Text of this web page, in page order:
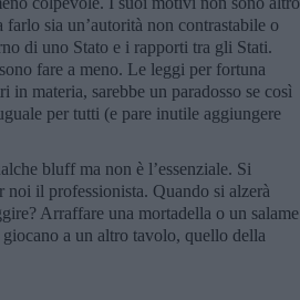
sia un’autorità non contrastabile o
di uno Stato e i rapporti tra gli Stati.
fare a meno. Le leggi per fortuna
in materia, sarebbe un paradosso se così
per tutti (e pare inutile aggiungere
bluff ma non è l’essenziale. Si
noi il professionista. Quando si alzerà
Arraffare una mortadella o un salame
a un altro tavolo, quello della